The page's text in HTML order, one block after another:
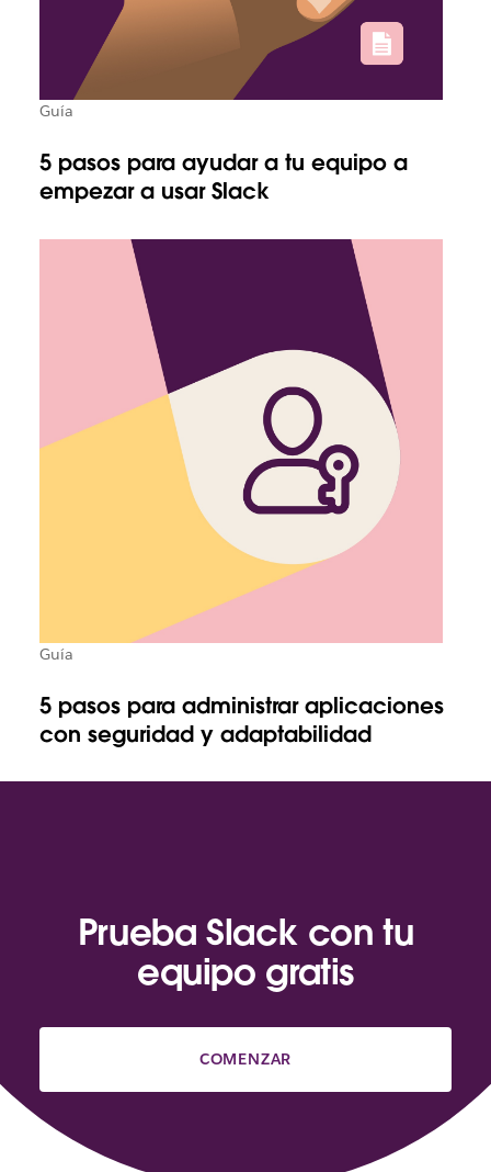
Guía
5 pasos para ayudar a tu equipo a
empezar a usar Slack
Guía
5 pasos para administrar aplicaciones
con seguridad y adaptabilidad
Prueba Slack con tu
equipo gratis
COMENZAR